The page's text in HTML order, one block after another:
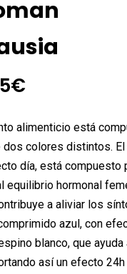
€El
actual
es:
22,05€.
alimenticio está
colores distintos.
día, está compuesto
equilibrio hormonal
a aliviar los
azul, con
blanco, que ayuda
así un efecto 24h